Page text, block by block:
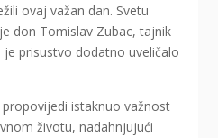
ovaj važan dan. Svetu
don Tomislav Zubac, tajnik
prisustvo dodatno uveličalo
istaknuo važnost
životu, nadahnjujući